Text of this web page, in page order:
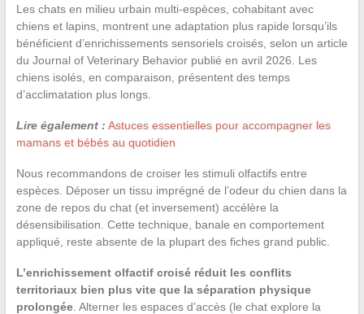
Les chats en milieu urbain multi-espèces, cohabitant avec
chiens et lapins, montrent une adaptation plus rapide lorsqu’ils
bénéficient d’enrichissements sensoriels croisés, selon un article
du Journal of Veterinary Behavior publié en avril 2026. Les
chiens isolés, en comparaison, présentent des temps
d’acclimatation plus longs.
Lire également : Astuces essentielles pour accompagner les
mamans et bébés au quotidien
Nous recommandons de croiser les stimuli olfactifs entre
espèces. Déposer un tissu imprégné de l’odeur du chien dans la
zone de repos du chat (et inversement) accélère la
désensibilisation. Cette technique, banale en comportement
appliqué, reste absente de la plupart des fiches grand public.
L’enrichissement olfactif croisé réduit les conflits
territoriaux bien plus vite que la séparation physique
prolongée. Alterner les espaces d’accès (le chat explore la